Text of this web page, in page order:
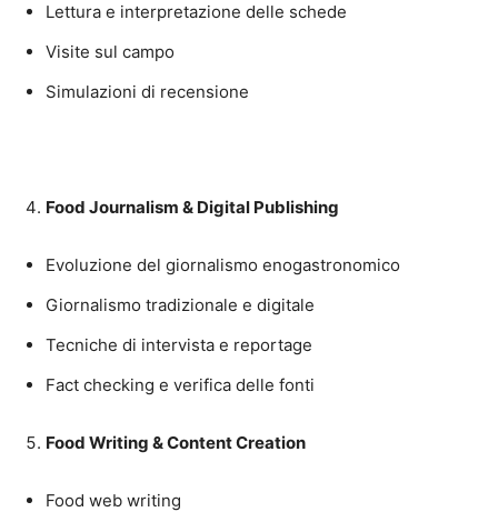
Lettura e interpretazione delle schede
Visite sul campo
Simulazioni di recensione
Food Journalism & Digital Publishing
Evoluzione del giornalismo enogastronomico
Giornalismo tradizionale e digitale
Tecniche di intervista e reportage
Fact checking e verifica delle fonti
Food Writing & Content Creation
Food web writing